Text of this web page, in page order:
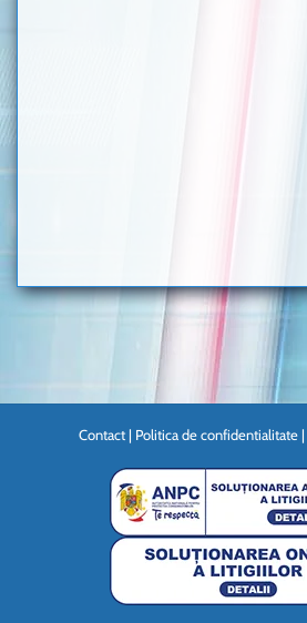
Contact | Politica de confidentialitate |